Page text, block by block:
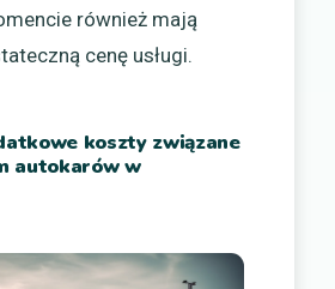
również mają
cenę usługi.
koszty związane
autokarów w